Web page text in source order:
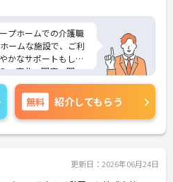
プホームでの介護職
ームな施設で、ご利
かなサポートもしや
、東北、関東、関
安定企業で長く安心
味のある方には、面
細をお話しいたしま
！
無料 紹介してもらう
更新日：2026年06月24日